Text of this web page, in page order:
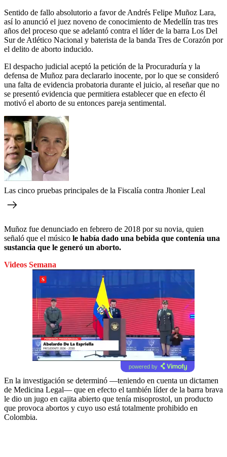
Sentido de fallo absolutorio a favor de Andrés Felipe Muñoz Lara,
así lo anunció el juez noveno de conocimiento de Medellín tras tres
años del proceso que se adelantó contra el líder de la barra Los Del
Sur de Atlético Nacional y baterista de la banda Tres de Corazón por
el delito de aborto inducido.
El despacho judicial aceptó la petición de la Procuraduría y la
defensa de Muñoz para declararlo inocente, por lo que se consideró
una falta de evidencia probatoria durante el juicio, al reseñar que no
se presentó evidencia que permitiera establecer que en efecto él
motivó el aborto de su entonces pareja sentimental.
Las cinco pruebas principales de la Fiscalía contra Jhonier Leal
Muñoz fue denunciado en febrero de 2018 por su novia, quien
señaló que el músico le había dado una bebida que contenía una
sustancia que le generó un aborto.
Videos Semana
powered by
En la investigación se determinó —teniendo en cuenta un dictamen
de Medicina Legal— que en efecto el también líder de la barra brava
le dio un jugo en cajita abierto que tenía misoprostol, un producto
que provoca abortos y cuyo uso está totalmente prohibido en
Colombia.